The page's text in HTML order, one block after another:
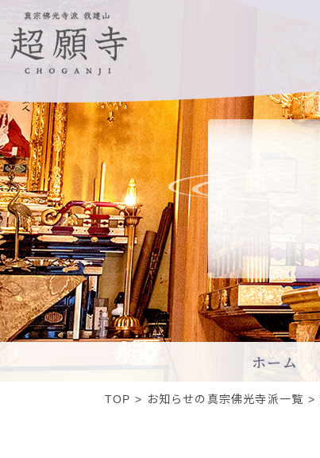
TOP お知らせの真宗佛光寺派一覧
ホーム